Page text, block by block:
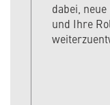
dabei,
und Ihre